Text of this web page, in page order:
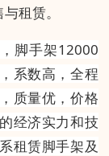
租赁。
脚手架12000
系数高，全程
质量优，价格
经济实力和技
租赁脚手架及